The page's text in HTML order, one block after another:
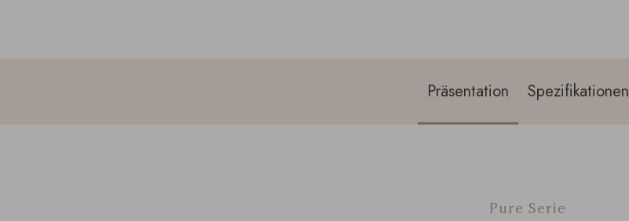
Präsentation Spezifikationen
Pure Serie